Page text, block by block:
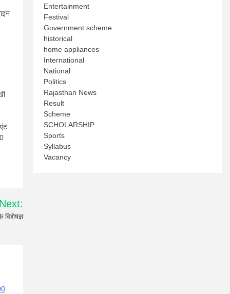
विशेषज्ञ
Entertainment
Festival
Government scheme
historical
home appliances
International
National
Politics
Rajasthan News
Result
Scheme
SCHOLARSHIP
Sports
Syllabus
Vacancy